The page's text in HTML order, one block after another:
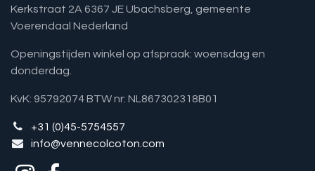
Kerkstraat 2A 6367 JE Ubachsberg, gemeente
Voerendaal Nederland
Openingstijden winkel op afspraak: woensdag en
donderdag.
KvK: 95792074 BTW nr: NL867302318B01
+31 (0)45-5754557
info@vennecolcoton.com